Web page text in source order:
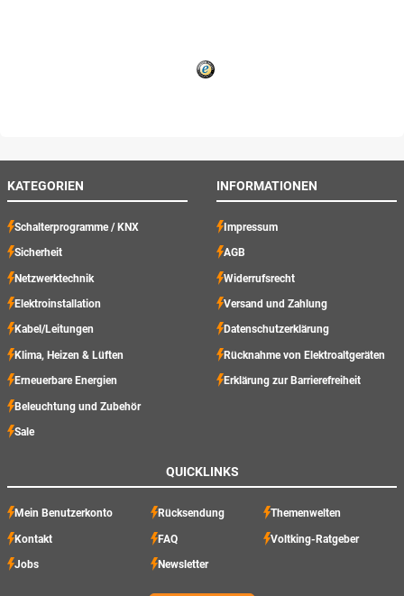
KATEGORIEN
Schalterprogramme / KNX
Sicherheit
Netzwerktechnik
Elektroinstallation
Kabel/Leitungen
Klima, Heizen & Lüften
Erneuerbare Energien
Beleuchtung und Zubehör
Sale
INFORMATIONEN
Impressum
AGB
Widerrufsrecht
Versand und Zahlung
Datenschutzerklärung
Rücknahme von Elektroaltgeräten
Erklärung zur Barrierefreiheit
QUICKLINKS
Mein Benutzerkonto Rücksendung Themenwelten
Kontakt FAQ Voltking-Ratgeber
Jobs Newsletter